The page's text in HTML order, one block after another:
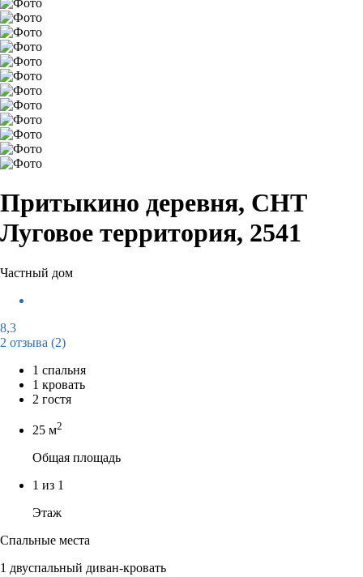
Притыкино деревня, СНТ
Луговое территория, 2541
Частный дом
8,3
2 отзыва (2)
1 спальня
1 кровать
2 гостя
25 м2
Общая площадь
1 из 1
Этаж
Спальные места
1 двуспальный диван-кровать